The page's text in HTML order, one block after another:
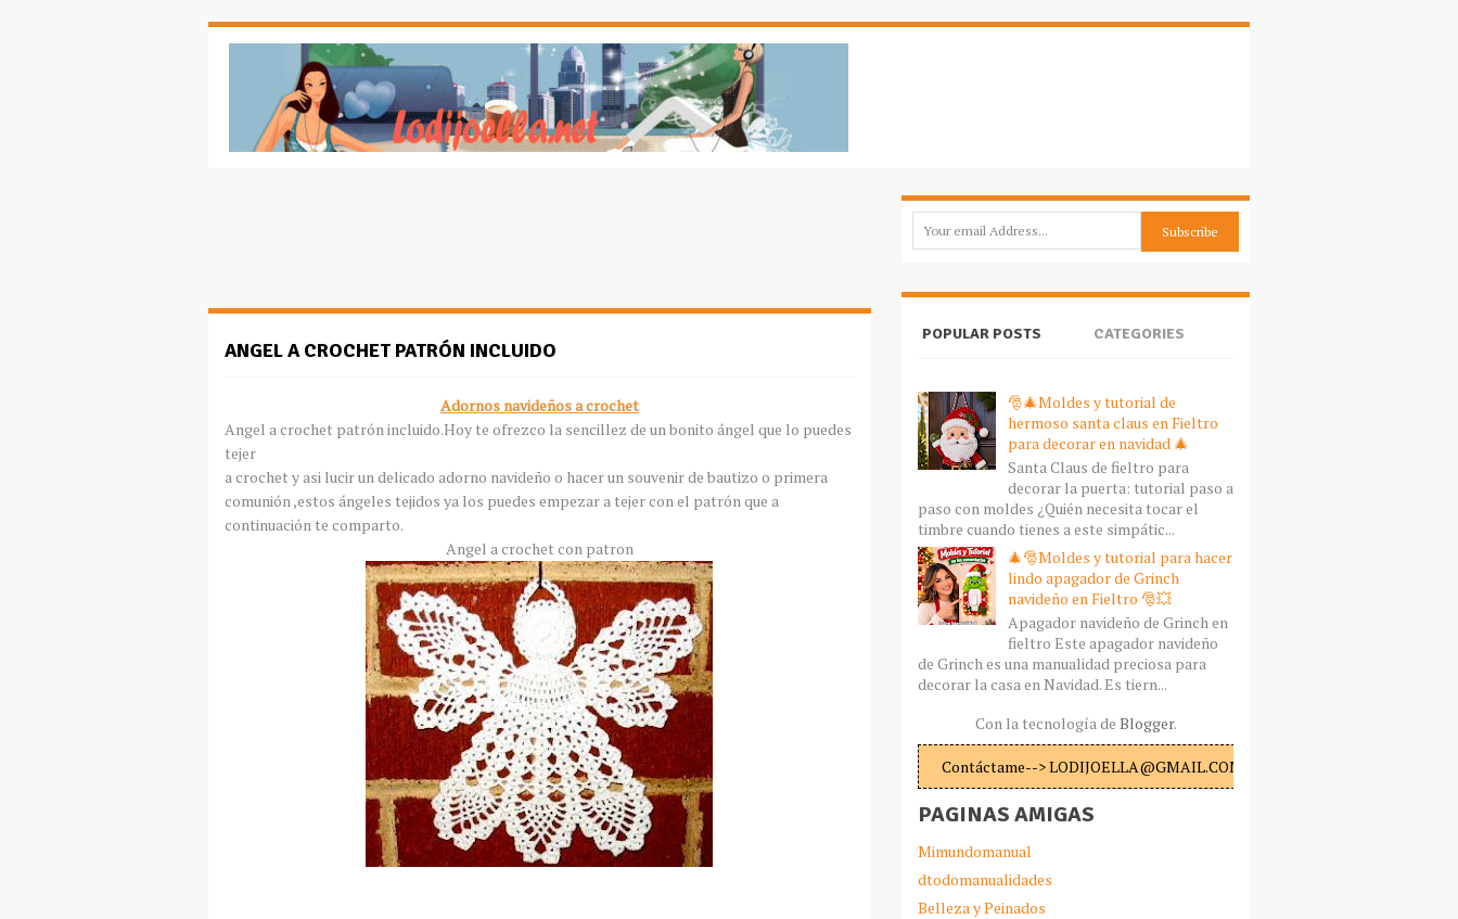
ANGEL A CROCHET PATRÓN INCLUIDO
Adornos navideños a crochet
Angel a crochet patrón incluido.Hoy te ofrezco la sencillez de un bonito ángel que lo puedes
tejer
a crochet y asi lucir un delicado adorno navideño o hacer un souvenir de bautizo o primera
comunión ,estos ángeles tejidos ya los puedes empezar a tejer con el patrón que a
continuación te comparto.
Angel a crochet con patron
POPULAR POSTS CATEGORIES
🎅🎄Moldes y tutorial de
hermoso santa claus en Fieltro
para decorar en navidad 🎄
Santa Claus de fieltro para
decorar la puerta: tutorial paso a
paso con moldes ¿Quién necesita tocar el
timbre cuando tienes a este simpátic...
🎄🎅Moldes y tutorial para hacer
lindo apagador de Grinch
navideño en Fieltro 🎅💥
Apagador navideño de Grinch en
fieltro Este apagador navideño
de Grinch es una manualidad preciosa para
decorar la casa en Navidad. Es tiern...
Con la tecnología de Blogger.
Contáctame--> LODIJOELLA@GMAIL.COM
PAGINAS AMIGAS
Mimundomanual
dtodomanualidades
Belleza y Peinados